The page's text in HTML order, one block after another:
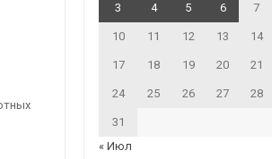
3 4 5 6 7
10 11 12 13 14
17 18 19 20 21
24 25 26 27 28
31
« Июл